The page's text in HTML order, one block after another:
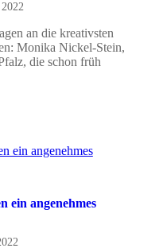
an die kreativsten
Monika Nickel-Stein,
die schon früh
ein angenehmes